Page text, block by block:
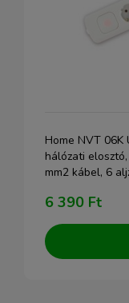
Home NVT
hálózati
mm2 kábel, 6
6 390 Ft